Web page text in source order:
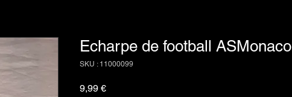
Echarpe de football ASMonaco
SKU : 11000099
9,99 €Prix